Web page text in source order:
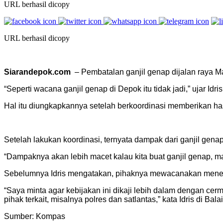
URL berhasil dicopy
URL berhasil dicopy
Siarandepok.com – Pembatalan ganjil genap dijalan raya
“Seperti wacana ganjil genap di Depok itu tidak jadi,” ujar
Hal itu diungkapkannya setelah berkoordinasi memberikan
Setelah lakukan koordinasi, ternyata dampak dari ganjil
“Dampaknya akan lebih macet kalau kita buat ganjil genap,
Sebelumnya Idris mengatakan, pihaknya mewacanakan
“Saya minta agar kebijakan ini dikaji lebih dalam dengan
pihak terkait, misalnya polres dan satlantas,” kata Idris di
Sumber: Kompas